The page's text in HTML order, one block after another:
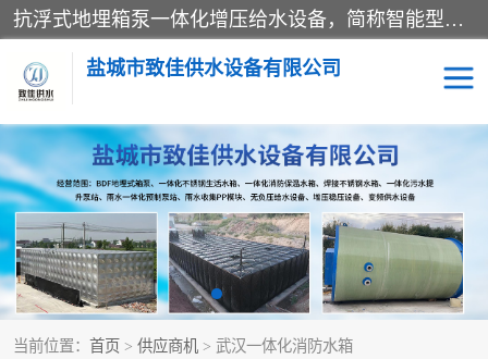
抗浮式地埋箱泵一体化增压给水设备，简称智能型泵站。它由由水泵机组、消防水箱、泵房三大部分组成，其抗浮效果好，因为设计时通过将底板与箱体联在一起，箱体重量抵消了地下水浮力。系统维护好，内部拉筋、泵站、管道，喷淋等各部运行正堂，无一损坏；结构更牢固。
盐城市致佳供水设备有限公司
当前位置： 首页 > 供应商机 > 武汉一体化消防水箱
消防一体化水箱 地埋箱泵一体化
一体化污水泵站